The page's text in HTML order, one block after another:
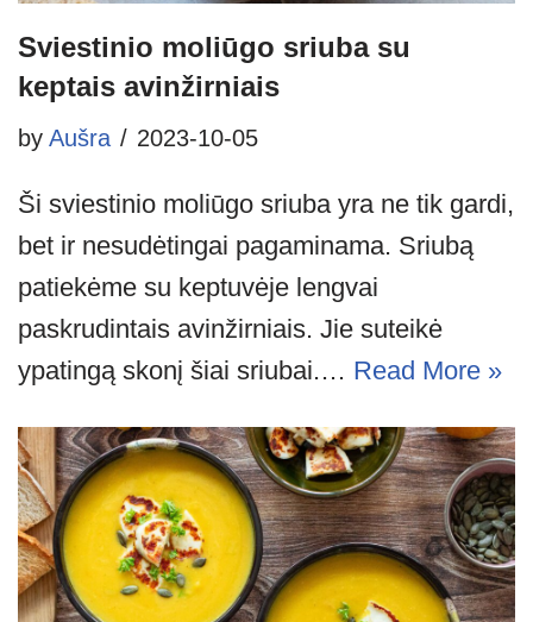
Sviestinio moliūgo sriuba su
keptais avinžirniais
by Aušra 2023-10-05
Ši sviestinio moliūgo sriuba yra ne tik gardi,
bet ir nesudėtingai pagaminama. Sriubą
patiekėme su keptuvėje lengvai
paskrudintais avinžirniais. Jie suteikė
ypatingą skonį šiai sriubai.… Read More »